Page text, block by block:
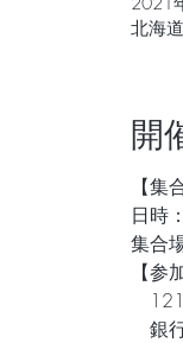
北海
開
【集
日時
集合
【参
銀